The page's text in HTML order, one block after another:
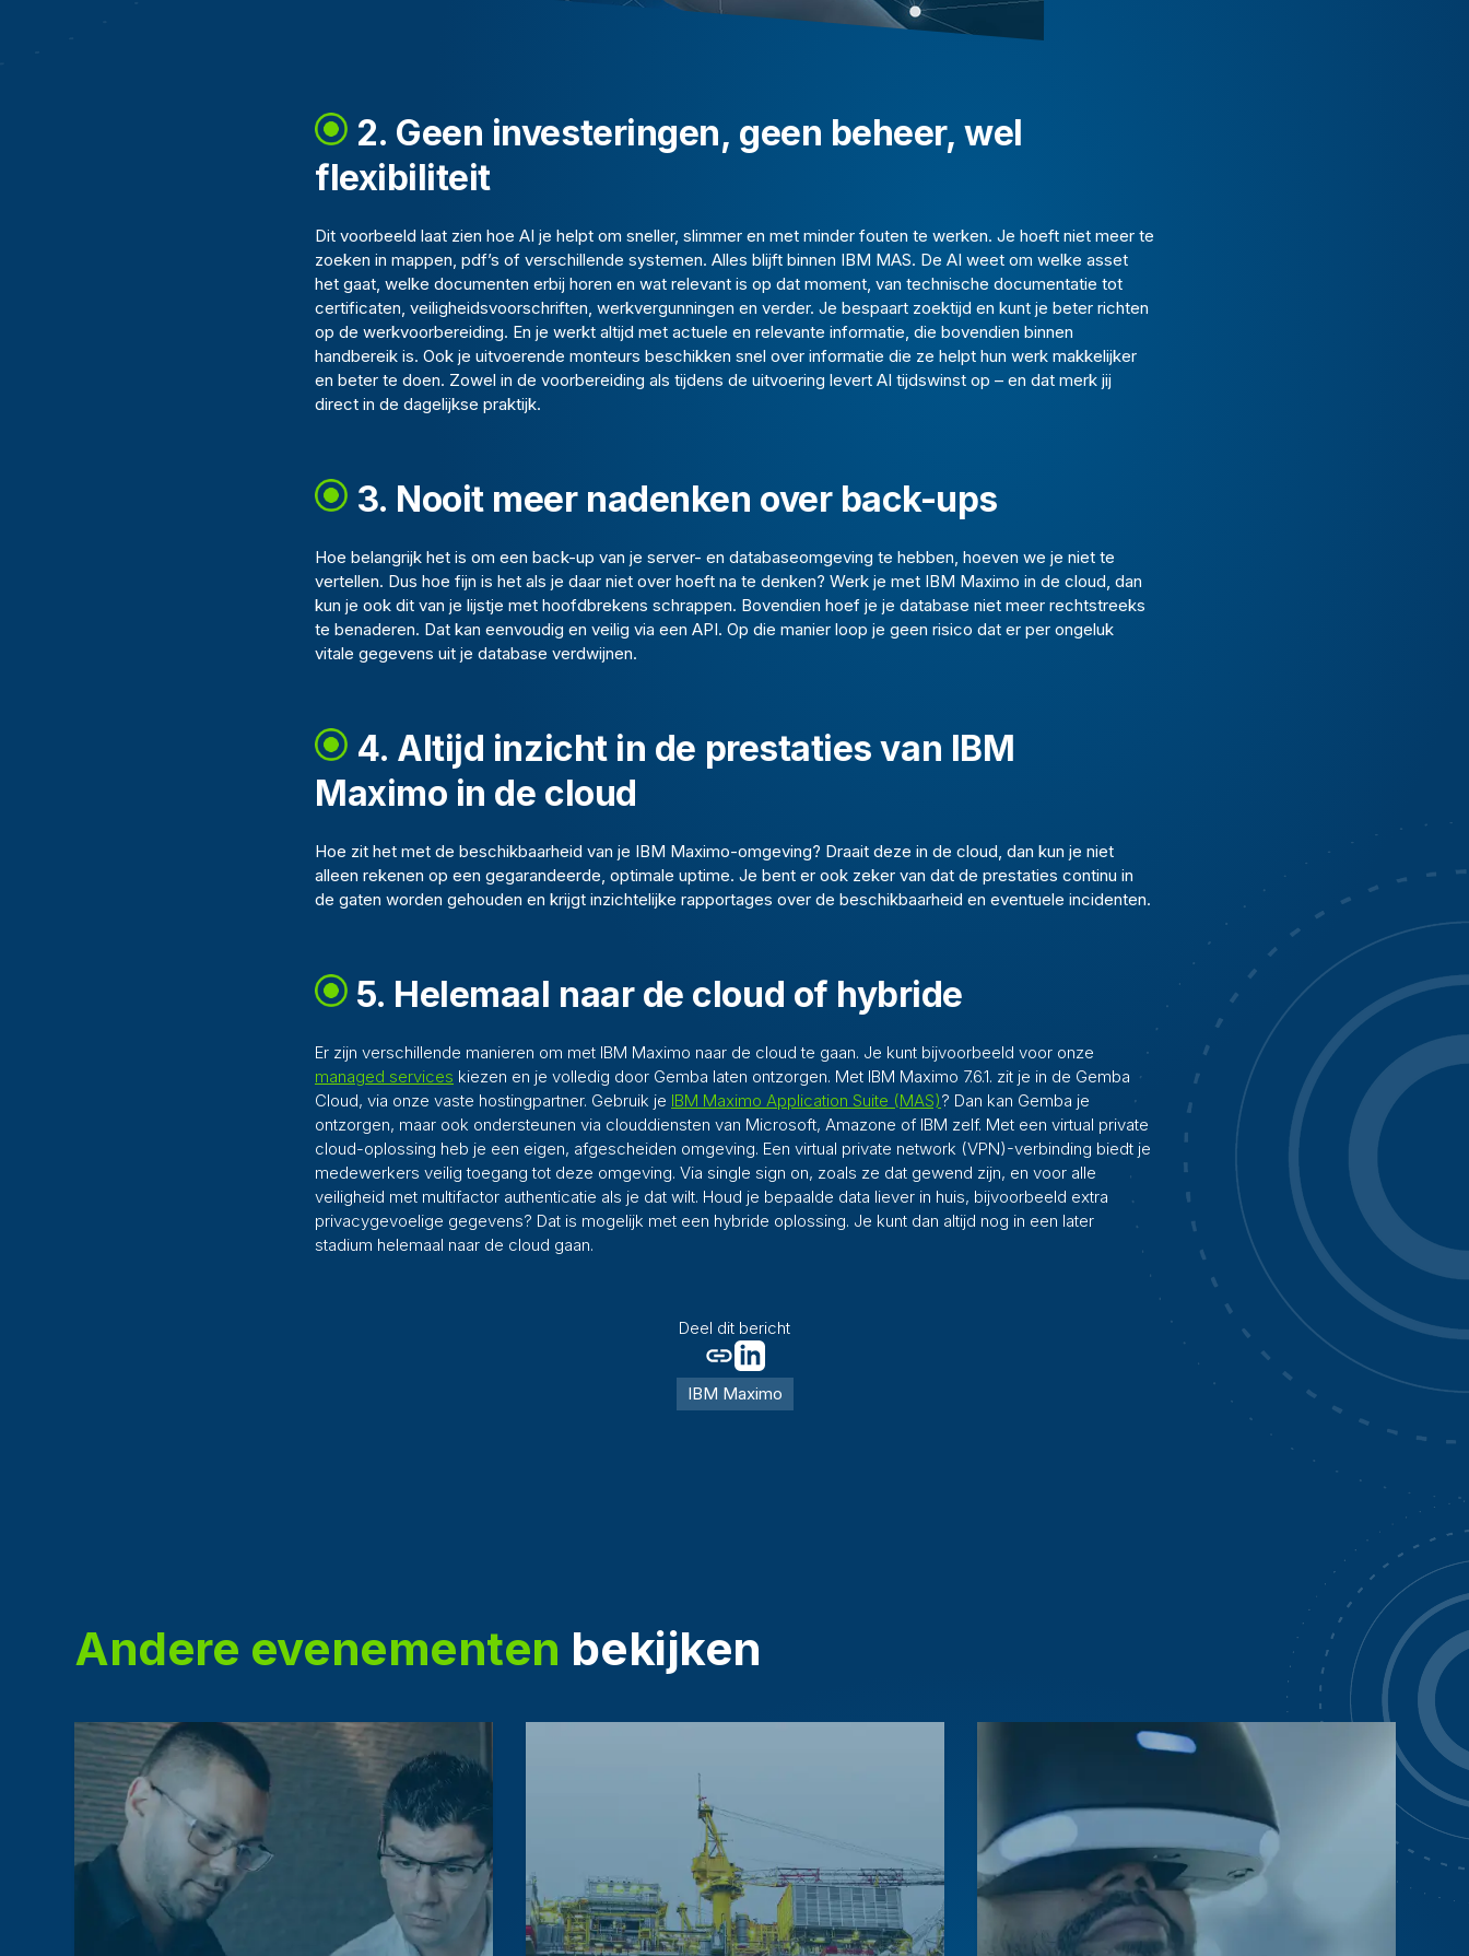
2. Geen investeringen, geen beheer, wel
flexibiliteit
Dit voorbeeld laat zien hoe AI je helpt om sneller, slimmer en met minder fouten te werken. Je hoeft niet meer te
zoeken in mappen, pdf’s of verschillende systemen. Alles blijft binnen IBM MAS. De AI weet om welke asset
het gaat, welke documenten erbij horen en wat relevant is op dat moment, van technische documentatie tot
certificaten, veiligheidsvoorschriften, werkvergunningen en verder. Je bespaart zoektijd en kunt je beter richten
op de werkvoorbereiding. En je werkt altijd met actuele en relevante informatie, die bovendien binnen
handbereik is. Ook je uitvoerende monteurs beschikken snel over informatie die ze helpt hun werk makkelijker
en beter te doen. Zowel in de voorbereiding als tijdens de uitvoering levert AI tijdswinst op – en dat merk jij
direct in de dagelijkse praktijk.
3. Nooit meer nadenken over back-ups
Hoe belangrijk het is om een back-up van je server- en databaseomgeving te hebben, hoeven we je niet te
vertellen. Dus hoe fijn is het als je daar niet over hoeft na te denken? Werk je met IBM Maximo in de cloud, dan
kun je ook dit van je lijstje met hoofdbrekens schrappen. Bovendien hoef je je database niet meer rechtstreeks
te benaderen. Dat kan eenvoudig en veilig via een API. Op die manier loop je geen risico dat er per ongeluk
vitale gegevens uit je database verdwijnen.
4. Altijd inzicht in de prestaties van IBM
Maximo in de cloud
Hoe zit het met de beschikbaarheid van je IBM Maximo-omgeving? Draait deze in de cloud, dan kun je niet
alleen rekenen op een gegarandeerde, optimale uptime. Je bent er ook zeker van dat de prestaties continu in
de gaten worden gehouden en krijgt inzichtelijke rapportages over de beschikbaarheid en eventuele incidenten.
5. Helemaal naar de cloud of hybride
Er zijn verschillende manieren om met IBM Maximo naar de cloud te gaan. Je kunt bijvoorbeeld voor onze
managed services kiezen en je volledig door Gemba laten ontzorgen. Met IBM Maximo 7.6.1. zit je in de Gemba
Cloud, via onze vaste hostingpartner. Gebruik je IBM Maximo Application Suite (MAS)? Dan kan Gemba je
ontzorgen, maar ook ondersteunen via clouddiensten van Microsoft, Amazone of IBM zelf. Met een virtual private
cloud-oplossing heb je een eigen, afgescheiden omgeving. Een virtual private network (VPN)-verbinding biedt je
medewerkers veilig toegang tot deze omgeving. Via single sign on, zoals ze dat gewend zijn, en voor alle
veiligheid met multifactor authenticatie als je dat wilt. Houd je bepaalde data liever in huis, bijvoorbeeld extra
privacygevoelige gegevens? Dat is mogelijk met een hybride oplossing. Je kunt dan altijd nog in een later
stadium helemaal naar de cloud gaan.
Deel dit bericht
IBM Maximo
Andere evenementen bekijken